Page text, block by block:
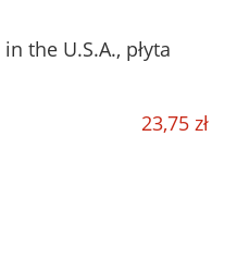
the U.S.A., płyta
23,75 zł